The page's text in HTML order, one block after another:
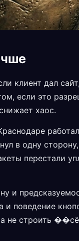
клиент дал
если это
хаос.
в одну
перестали
и
поведение
не строить